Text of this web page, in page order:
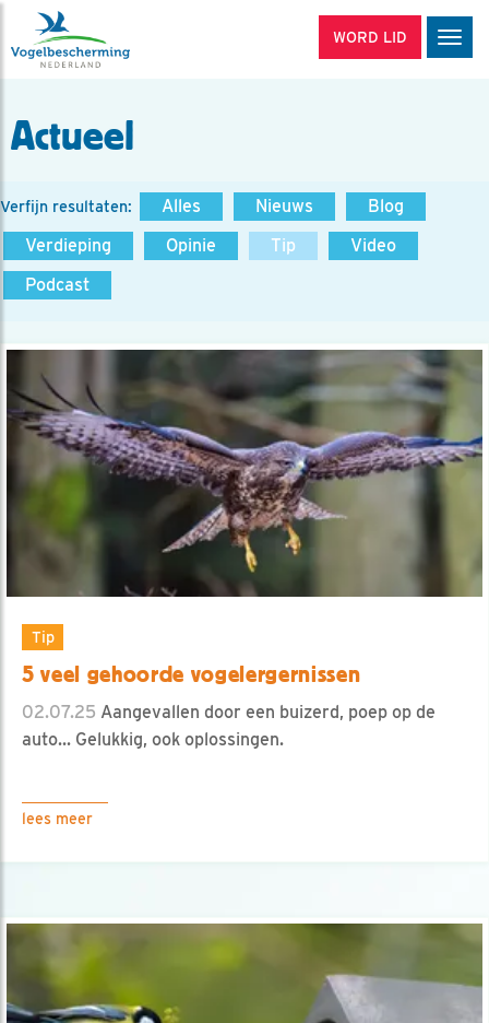
WORD LID
Actueel
Verfijn resultaten: Alles Nieuws
Blog
Verdieping
Opinie Tip
Video
Podcast
Tip
5 veel gehoorde vogelergernissen
02.07.25 Aangevallen door een buizerd, poep op de
auto... Gelukkig, ook oplossingen.
lees meer